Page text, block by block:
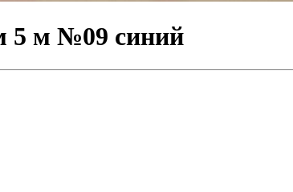
5 м №09 синий